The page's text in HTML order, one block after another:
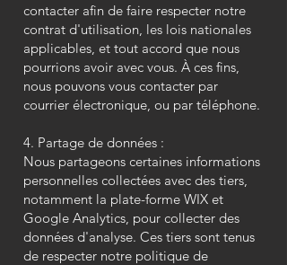
contacter afin de faire respecter notre
contrat d'utilisation, les lois nationales
applicables, et tout accord que nous
pourrions avoir avec vous. À ces fins,
nous pouvons vous contacter par
courrier électronique, ou par téléphone.
4. Partage de données :
Nous partageons certaines informations
personnelles collectées avec des tiers,
notamment la plate-forme WIX et
Google Analytics, pour collecter des
données d'analyse. Ces tiers sont tenus
de respecter notre politique de